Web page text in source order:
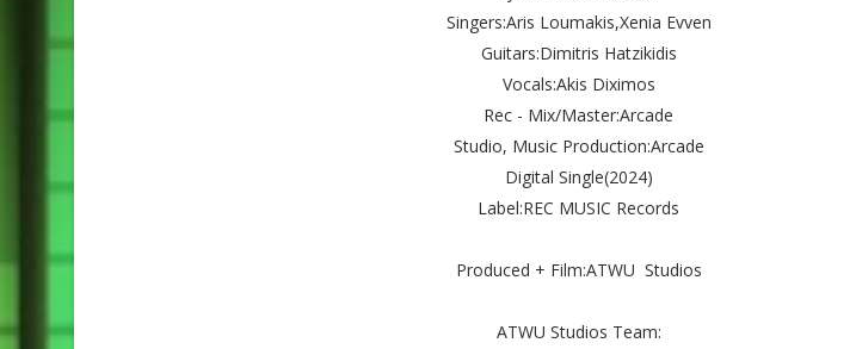
Singers:Aris Loumakis,Xenia Evven
Guitars:Dimitris Hatzikidis
Vocals:Akis Diximos
Rec - Mix/Master:Arcade
Studio, Music Production:Arcade
Digital Single(2024)
Label:REC MUSIC Records
Produced + Film:ATWU Studios
ATWU Studios Team: